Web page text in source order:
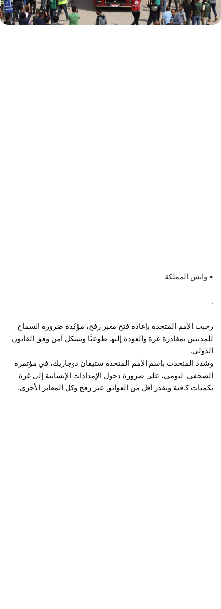
▪︎ واتس المملكة
.
رحبت الأمم المتحدة بإعادة فتح معبر رفح، مؤكدة ضرورة السماح
للمدنيين بمغادرة غزة والعودة إليها طوعيًّا وبشكل آمن وفق القانون
الدولي.
وشدد المتحدث باسم الأمم المتحدة ستيفان دوجاريك، في مؤتمره
الصحفي اليومي، على ضرورة دخول الإمدادات الإنسانية إلى غزة
بكميات كافية وبقدر أقل من العوائق عبر رفح وكل المعابر الأخرى.